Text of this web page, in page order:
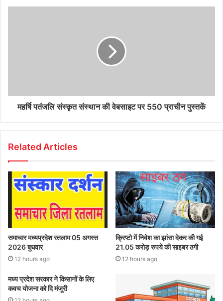
महर्षि पतंजलि संस्कृत संस्थान की वेबसाइट पर 550 प्राचीन पुस्तकें
Related Articles
समाचार मध्यप्रदेश रतलाम 05 अगस्त
2026 बुधवार
12 hours ago
क्रिप्टो में निवेश का झांसा देकर की गई
21.05 करोड़ रुपये की साइबर ठगी
12 hours ago
मध्य प्रदेश सरकार ने किसानों के लिए
कवच योजना को दि मंजूरी